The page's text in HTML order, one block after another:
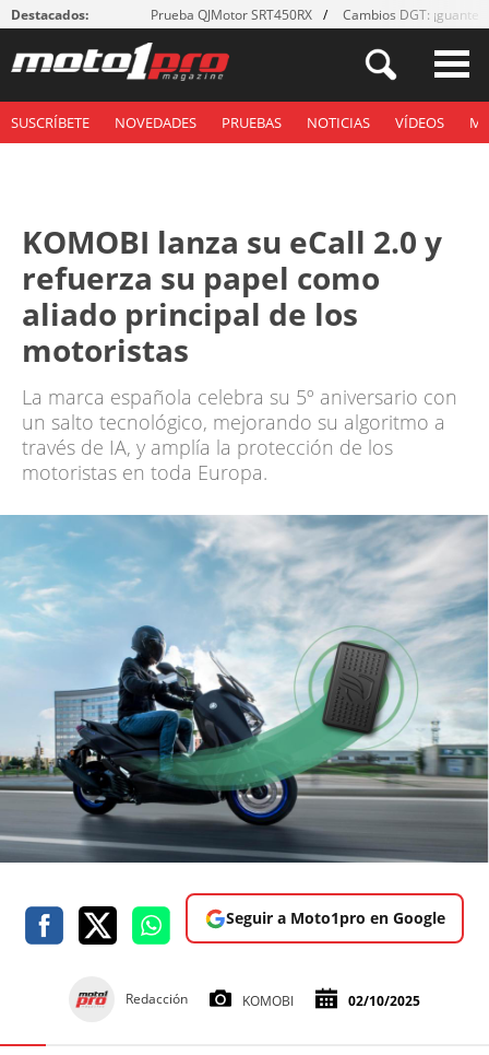
Destacados: Prueba QJMotor SRT450RX Cambios DGT: ¡guantes!
SUSCRÍBETE NOVEDADES PRUEBAS NOTICIAS VÍDEOS
KOMOBI lanza su eCall 2.0 y
refuerza su papel como
aliado principal de los
motoristas
La marca española celebra su 5º aniversario con
un salto tecnológico, mejorando su algoritmo a
través de IA, y amplía la protección de los
motoristas en toda Europa.
Seguir a Moto1pro en Google
Redacción KOMOBI 02/10/2025